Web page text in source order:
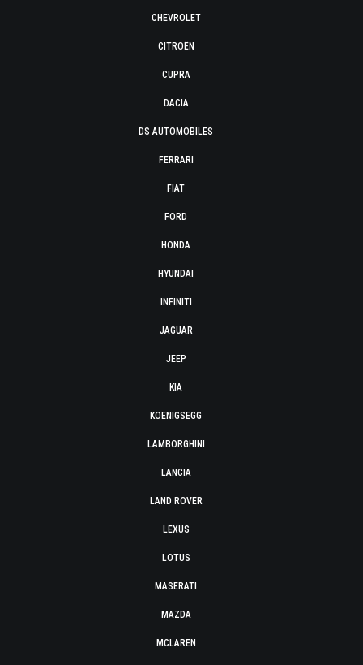
CHEVROLET
CITROËN
CUPRA
DACIA
DS AUTOMOBILES
FERRARI
FIAT
FORD
HONDA
HYUNDAI
INFINITI
JAGUAR
JEEP
KIA
KOENIGSEGG
LAMBORGHINI
LANCIA
LAND ROVER
LEXUS
LOTUS
MASERATI
MAZDA
MCLAREN